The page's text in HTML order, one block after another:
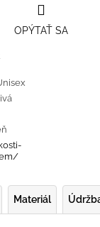
OPÝTAŤ SA
Materiál